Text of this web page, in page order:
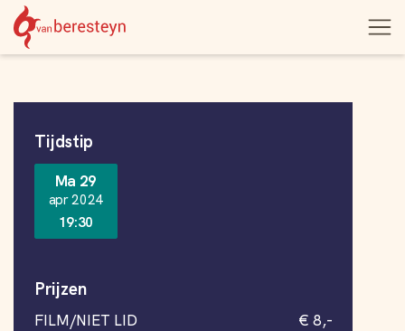
Navigatie
overslaan
Theater
vanBeresteyn
Open
Informatie
Tijdstip
Ma 29
apr 2024
19:30
Prijzen
FILM/NIET LID € 8,-